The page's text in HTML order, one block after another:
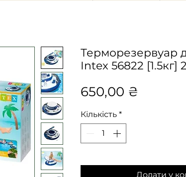
Терморезервуар
Intex 56822 [1.5кг]
650,00 ₴
Кількість *
Додати у